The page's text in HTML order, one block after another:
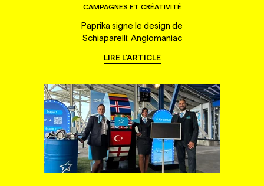
CAMPAGNES ET CRÉATIVITÉ
Paprika signe le design de
Schiaparelli: Anglomaniac
LIRE L'ARTICLE